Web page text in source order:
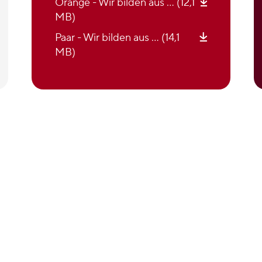
Orange - Wir bilden aus … (12,1
MB)
Paar - Wir bilden aus … (14,1
MB)